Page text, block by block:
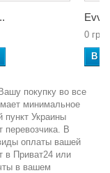
0 грн
В
покупку во все
минимальное
пункт Украины
перевозчика. В
оплаты вашей
в Приват24 или
в вашем